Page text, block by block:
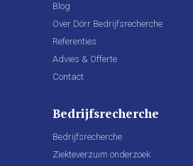
Blog
Over Dörr Bedrijfsrecherche
Referenties
Advies & Offerte
Contact
Bedrijfsrecherche
Bedrijfsrecherche
Ziekteverzuim onderzoek